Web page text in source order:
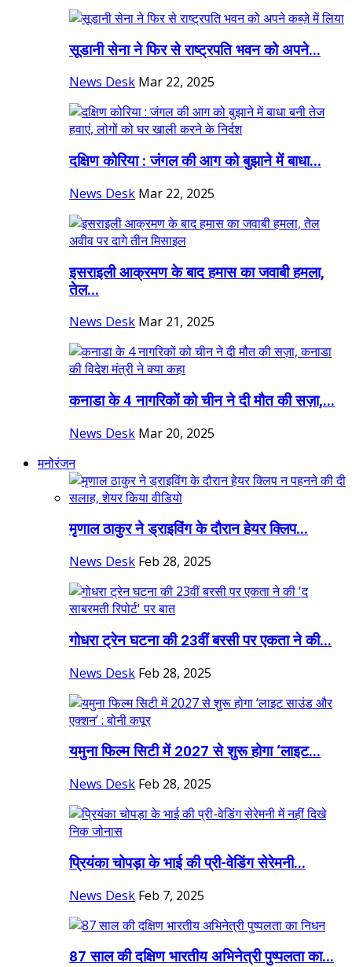
सूडानी सेना ने फिर से राष्ट्रपति भवन को अपने...
News Desk Mar 22, 2025
दक्षिण कोरिया : जंगल की आग को बुझाने में बाधा...
News Desk Mar 22, 2025
इसराइली आक्रमण के बाद हमास का जवाबी हमला,
तेल...
News Desk Mar 21, 2025
कनाडा के 4 नागरिकों को चीन ने दी मौत की सज़ा,...
News Desk Mar 20, 2025
मनोरंजन
मृणाल ठाकुर ने ड्राइविंग के दौरान हेयर क्लिप...
News Desk Feb 28, 2025
गोधरा ट्रेन घटना की 23वीं बरसी पर एकता ने की...
News Desk Feb 28, 2025
यमुना फिल्म सिटी में 2027 से शुरू होगा ‘लाइट...
News Desk Feb 28, 2025
प्रियंका चोपड़ा के भाई की प्री-वेडिंग सेरेमनी...
News Desk Feb 7, 2025
87 साल की दक्षिण भारतीय अभिनेत्री पुष्पलता का...